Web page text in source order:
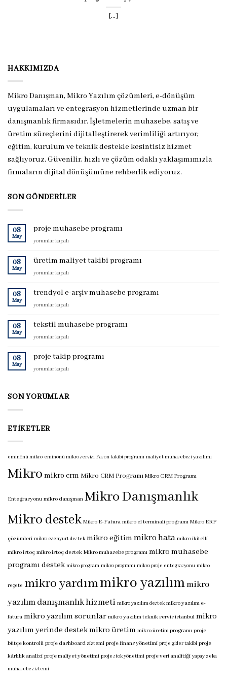
[...]
HAKKIMIZDA
Mikro Danışman, Mikro Yazılım çözümleri, e-dönüşüm
uygulamaları ve entegrasyon hizmetlerinde uzman bir
danışmanlık firmasıdır. İşletmelerin muhasebe, satış ve
üretim süreçlerini dijitalleştirerek verimliliği artırıyor;
eğitim, kurulum ve teknik destekle kesintisiz hizmet
sağlıyoruz. Güvenilir, hızlı ve çözüm odaklı yaklaşımımızla
firmaların dijital dönüşümüne rehberlik ediyoruz.
SON GÖNDERILER
08
May
proje muhasebe programı
proje
programı
yorumlar kapalı
08
May
üretim maliyet takibi programı
üretim
takibi
programı
için
yorumlar kapalı
08
May
trendyol e-arşiv muhasebe programı
trendyol
arşiv
programı
yorumlar kapalı
08
May
tekstil muhasebe programı
tekstil
programı
için
yorumlar kapalı
08
May
proje takip programı
proje
için
yorumlar kapalı
SON YORUMLAR
ETIKETLER
eminönü mikro eminönü mikro servisi Fason takibi programı maliyet muhasebesi yazılımı
Mikro mikro crm Mikro CRM Programı Mikro CRM Programı
Entegrasyonu mikro danışman Mikro Danışmanlık
Mikro destek Mikro E-Fatura mikro el terminali programı Mikro ERP
çözümleri mikro esenyurt destek mikro eğitimmikro hata mikro ikitelli
mikro istoç mikro istoç destek Mikro muhasebe programı mikro muhasebe
programı destek mikro program mikro programı mikro proje entegrasyonu mikro
reçete mikro yardımmikro yazılımmikro
yazılım danışmanlık hizmeti mikro yazılım destek mikro yazılım e-
fatura mikro yazılım sorunlar mikro yazılım teknik servis istanbul mikro
yazılım yerinde destekmikro üretim mikro üretim programı proje
bütçe kontrolü proje dashboard sistemi proje finans yönetimi proje gider takibi proje
kârlılık analizi proje maliyet yönetimi proje stok yönetimi proje veri analitiği yapay zeka
muhasebe sistemi